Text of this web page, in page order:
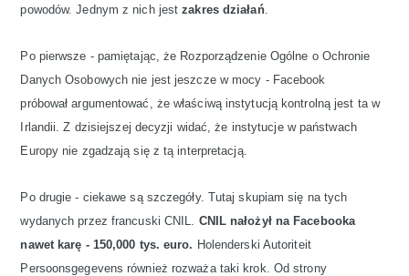
powodów. Jednym z nich jestzakres działań.
Po pierwsze - pamiętając, że Rozporządzenie Ogólne o Ochronie
Danych Osobowych nie jest jeszcze w mocy - Facebook
próbował argumentować, że właściwą instytucją kontrolną jest ta w
Irlandii. Z dzisiejszej decyzji widać, że instytucje w państwach
Europy nie zgadzają się z tą interpretacją.
Po drugie - ciekawe są szczegóły. Tutaj skupiam się na tych
wydanych przez francuski CNIL. CNIL nałożył na Facebooka
nawet karę - 150,000 tys. euro. Holenderski Autoriteit
Persoonsgegevens również rozważa taki krok. Od strony